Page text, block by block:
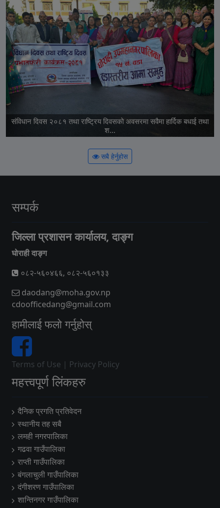
संविधान दिवस २०८१ तथा राष्ट्रिय दिवसको अवसरमा सवैमा हार्दिक बधाई तथा
श...
सबै हेर्नुहोस
सम्पर्क
जिल्ला प्रशासन कार्यालय, दाङ्ग
घोराही दाङ्ग
०८२-५६०४६६, ०८२-५६०१३३
daodang@moha.gov.np
cdoofficedang@gmail.com
हामीलाई फलो गर्नुहोस्
Terms of Use | Privacy Policy
महत्त्वपूर्ण लिंकहरु
दैनिक प्रगति प्रतिवेदन
स्थानीय तह सबै
लमही नगरपालिका
गढवा गाउँपालिका
राप्ती गाउँपालिका
बंगलाचुली गाउँपालिका
दंगीशरण गाउँपालिका
शान्तिनगर गाउँपालिका